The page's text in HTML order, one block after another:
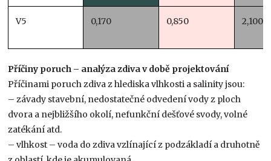
V5 0,170 0,850 2,100
Příčiny poruch – analýza zdiva v době projektování
Příčinami poruch zdiva z hlediska vlhkosti a salinity jsou:
– závady stavební, nedostatečné odvedení vody z ploch
dvora a nejbližšího okolí, nefunkční dešťové svody, volné
zatékání atd.
– vlhkost – voda do zdiva vzlínající z podzákladí a druhotně